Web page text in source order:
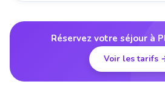
Réservez votre séjour à
Voir les tarifs